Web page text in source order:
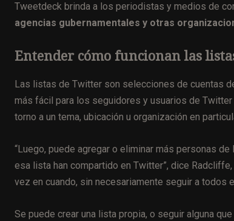
Tweetdeck brinda a los periodistas y medios de
agencias gubernamentales y otras
Entender cómo funcionan las
Las listas de Twitter son selecciones de cuentas
más fácil para los seguidores y usuarios de
torno a un tema, ubicación u organización en
“Luego, puede agregar o eliminar más personas
esa lista han compartido en Twitter”, dice
vez en cuando, sin necesariamente seguir a todos
Se puede crear una lista propia, o seguir alguna